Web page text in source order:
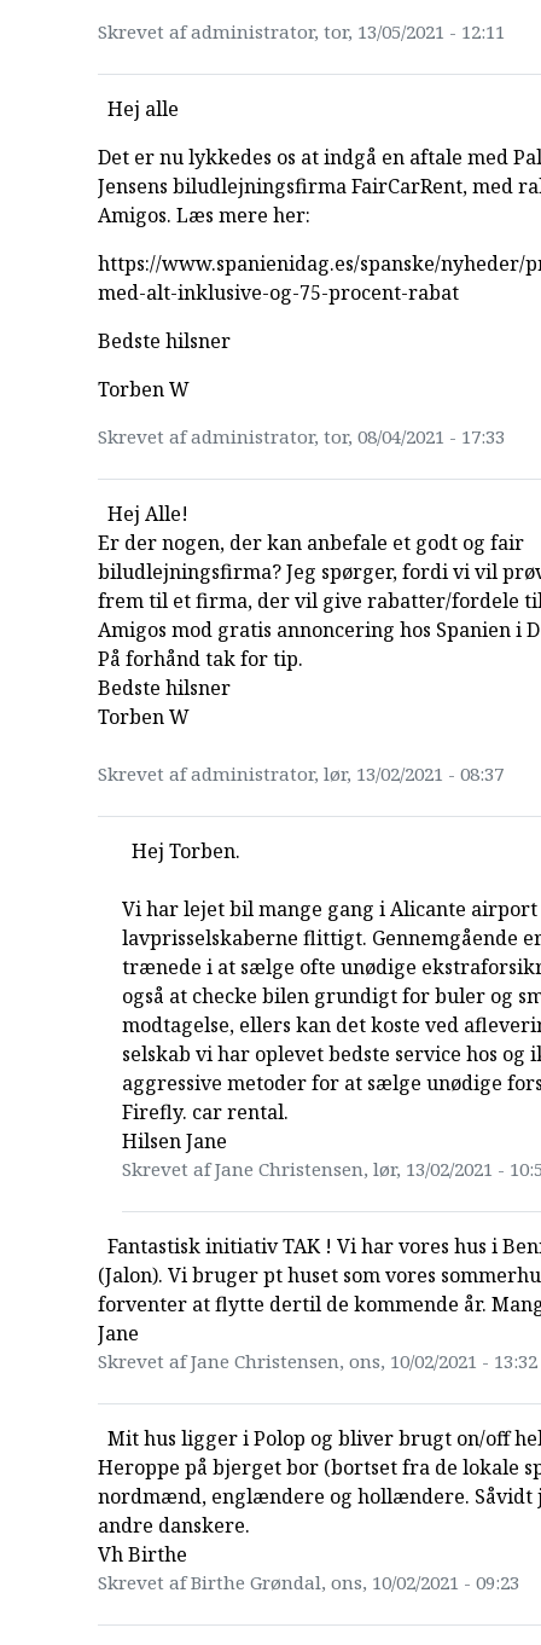
Skrevet af administrator, tor, 13/05/2021 - 12:11
Hej alle
Det er nu lykkedes os at indgå en aftale med
Jensens biludlejningsfirma FairCarRent, med
Amigos. Læs mere her:
https://www.spanienidag.es/spanske/nyheder/
med-alt-inklusive-og-75-procent-rabat
Bedste hilsner
Torben W
Skrevet af administrator, tor, 08/04/2021 - 17:33
Hej Alle!
Er der nogen, der kan anbefale et godt og fair
biludlejningsfirma? Jeg spørger, fordi vi vil
frem til et firma, der vil give rabatter/fordele
Amigos mod gratis annoncering hos Spanien i
På forhånd tak for tip.
Bedste hilsner
Torben W
Skrevet af administrator, lør, 13/02/2021 - 08:37
Hej Torben.
Vi har lejet bil mange gang i Alicante
lavprisselskaberne flittigt. Gennemgående
trænede i at sælge ofte unødige
også at checke bilen grundigt for buler og
modtagelse, ellers kan det koste ved
selskab vi har oplevet bedste service hos og
aggressive metoder for at sælge unødige
Firefly. car rental.
Hilsen Jane
Skrevet af Jane Christensen, lør, 13/02/2021 -
Fantastisk initiativ TAK ! Vi har vores hus i
(Jalon). Vi bruger pt huset som vores
forventer at flytte dertil de kommende år.
Jane
Skrevet af Jane Christensen, ons, 10/02/2021 - 13:32
Mit hus ligger i Polop og bliver brugt on/off
Heroppe på bjerget bor (bortset fra de lokale
nordmænd, englændere og hollændere. Såvidt
andre danskere.
Vh Birthe
Skrevet af Birthe Grøndal, ons, 10/02/2021 - 09:23